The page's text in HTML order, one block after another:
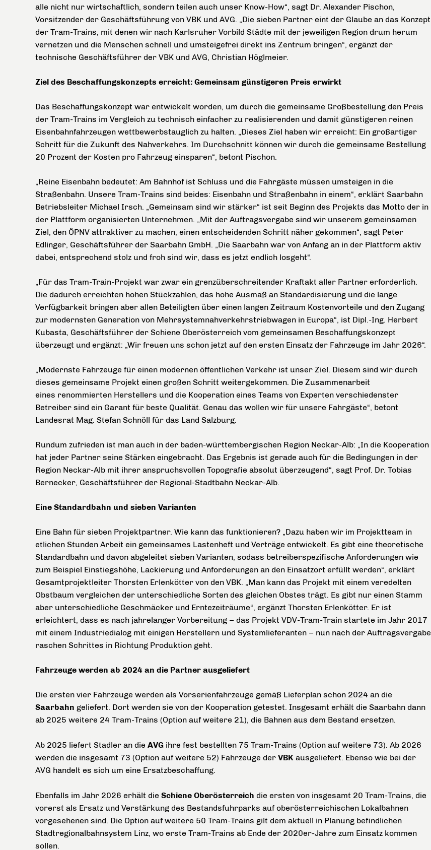
alle nicht nur wirtschaftlich, sondern teilen auch unser Know-How“, sagt Dr. Alexander Pischon,
Vorsitzender der Geschäftsführung von VBK und AVG. „Die sieben Partner eint der Glaube an das Konzept
der Tram-Trains, mit denen wir nach Karlsruher Vorbild Städte mit der jeweiligen Region drum herum
vernetzen und die Menschen schnell und umsteigefrei direkt ins Zentrum bringen“, ergänzt der
technische Geschäftsführer der VBK und AVG, Christian Höglmeier.
Ziel des Beschaffungskonzepts erreicht: Gemeinsam günstigeren Preis erwirkt
Das Beschaffungskonzept war entwickelt worden, um durch die gemeinsame Großbestellung den Preis
der Tram-Trains im Vergleich zu technisch einfacher zu realisierenden und damit günstigeren reinen
Eisenbahnfahrzeugen wettbewerbstauglich zu halten. „Dieses Ziel haben wir erreicht: Ein großartiger
Schritt für die Zukunft des Nahverkehrs. Im Durchschnitt können wir durch die gemeinsame Bestellung
20 Prozent der Kosten pro Fahrzeug einsparen“, betont Pischon.
„Reine Eisenbahn bedeutet: Am Bahnhof ist Schluss und die Fahrgäste müssen umsteigen in die
Straßenbahn. Unsere Tram-Trains sind beides: Eisenbahn und Straßenbahn in einem“, erklärt Saarbahn
Betriebsleiter Michael Irsch. „Gemeinsam sind wir stärker“ ist seit Beginn des Projekts das Motto der in
der Plattform organisierten Unternehmen. „Mit der Auftragsvergabe sind wir unserem gemeinsamen
Ziel, den ÖPNV attraktiver zu machen, einen entscheidenden Schritt näher gekommen“, sagt Peter
Edlinger, Geschäftsführer der Saarbahn GmbH. „Die Saarbahn war von Anfang an in der Plattform aktiv
dabei, entsprechend stolz und froh sind wir, dass es jetzt endlich losgeht“.
„Für das Tram-Train-Projekt war zwar ein grenzüberschreitender Kraftakt aller Partner erforderlich.
Die dadurch erreichten hohen Stückzahlen, das hohe Ausmaß an Standardisierung und die lange
Verfügbarkeit bringen aber allen Beteiligten über einen langen Zeitraum Kostenvorteile und den Zugang
zur modernsten Generation von Mehrsystemnahverkehrstriebwagen in Europa“, ist Dipl.-Ing. Herbert
Kubasta, Geschäftsführer der Schiene Oberösterreich vom gemeinsamen Beschaffungskonzept
überzeugt und ergänzt: „Wir freuen uns schon jetzt auf den ersten Einsatz der Fahrzeuge im Jahr 2026“.
„Modernste Fahrzeuge für einen modernen öffentlichen Verkehr ist unser Ziel. Diesem sind wir durch
dieses gemeinsame Projekt einen großen Schritt weitergekommen. Die Zusammenarbeit
eines renommierten Herstellers und die Kooperation eines Teams von Experten verschiedenster
Betreiber sind ein Garant für beste Qualität. Genau das wollen wir für unsere Fahrgäste“, betont
Landesrat Mag. Stefan Schnöll für das Land Salzburg.
Rundum zufrieden ist man auch in der baden-württembergischen Region Neckar-Alb: „In die Kooperation
hat jeder Partner seine Stärken eingebracht. Das Ergebnis ist gerade auch für die Bedingungen in der
Region Neckar-Alb mit ihrer anspruchsvollen Topografie absolut überzeugend“, sagt Prof. Dr. Tobias
Bernecker, Geschäftsführer der Regional-Stadtbahn Neckar-Alb.
Eine Standardbahn und sieben Varianten
Eine Bahn für sieben Projektpartner. Wie kann das funktionieren? „Dazu haben wir im Projektteam in
etlichen Stunden Arbeit ein gemeinsames Lastenheft und Verträge entwickelt. Es gibt eine theoretische
Standardbahn und davon abgeleitet sieben Varianten, sodass betreiberspezifische Anforderungen wie
zum Beispiel Einstiegshöhe, Lackierung und Anforderungen an den Einsatzort erfüllt werden“, erklärt
Gesamtprojektleiter Thorsten Erlenkötter von den VBK. „Man kann das Projekt mit einem veredelten
Obstbaum vergleichen der unterschiedliche Sorten des gleichen Obstes trägt. Es gibt nur einen Stamm
aber unterschiedliche Geschmäcker und Erntezeiträume“, ergänzt Thorsten Erlenkötter. Er ist
erleichtert, dass es nach jahrelanger Vorbereitung – das Projekt VDV-Tram-Train startete im Jahr 2017
mit einem Industriedialog mit einigen Herstellern und Systemlieferanten – nun nach der Auftragsvergabe
raschen Schrittes in Richtung Produktion geht.
Fahrzeuge werden ab 2024 an die Partner ausgeliefert
Die ersten vier Fahrzeuge werden als Vorserienfahrzeuge gemäß Lieferplan schon 2024 an die
Saarbahn geliefert. Dort werden sie von der Kooperation getestet. Insgesamt erhält die Saarbahn dann
ab 2025 weitere 24 Tram-Trains (Option auf weitere 21), die Bahnen aus dem Bestand ersetzen.
Ab 2025 liefert Stadler an die AVG ihre fest bestellten 75 Tram-Trains (Option auf weitere 73). Ab 2026
werden die insgesamt 73 (Option auf weitere 52) Fahrzeuge der VBK ausgeliefert. Ebenso wie bei der
AVG handelt es sich um eine Ersatzbeschaffung.
Ebenfalls im Jahr 2026 erhält die Schiene Oberösterreich die ersten von insgesamt 20 Tram-Trains, die
vorerst als Ersatz und Verstärkung des Bestandsfuhrparks auf oberösterreichischen Lokalbahnen
vorgesehenen sind. Die Option auf weitere 50 Tram-Trains gilt dem aktuell in Planung befindlichen
Stadtregionalbahnsystem Linz, wo erste Tram-Trains ab Ende der 2020er-Jahre zum Einsatz kommen
sollen.